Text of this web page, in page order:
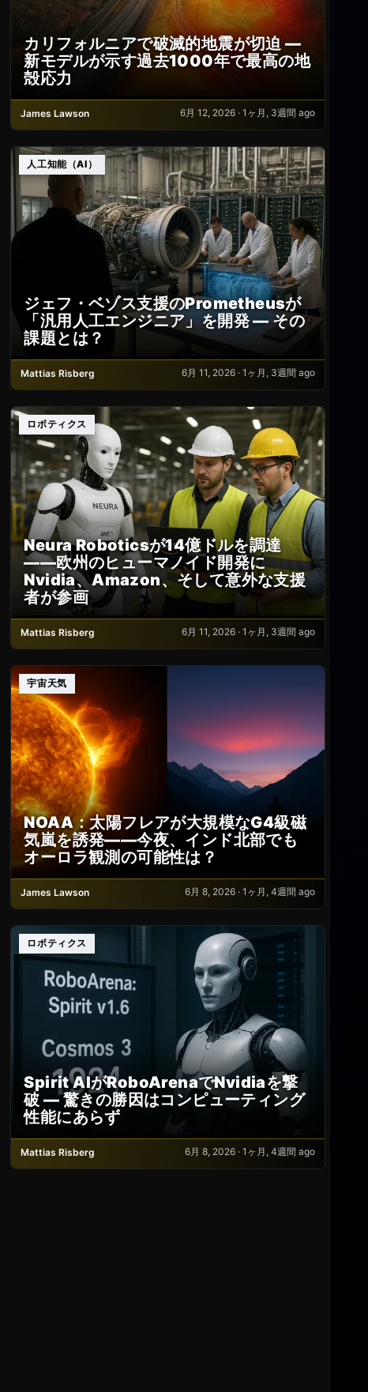
カリフォルニアで破滅的地震が切迫 —
新モデルが示す過去1000年で最高の地
殻応力
James Lawson 6月 12, 2026 · 1ヶ月, 3週間 ago
人工知能（AI）
ジェフ・ベゾス支援のPrometheusが
「汎用人工エンジニア」を開発 — その
課題とは？
Mattias Risberg 6月 11, 2026 · 1ヶ月, 3週間 ago
ロボティクス
Neura Roboticsが14億ドルを調達
――欧州のヒューマノイド開発に
Nvidia、Amazon、そして意外な支援
者が参画
Mattias Risberg 6月 11, 2026 · 1ヶ月, 3週間 ago
宇宙天気
NOAA：太陽フレアが大規模なG4級磁
気嵐を誘発――今夜、インド北部でも
オーロラ観測の可能性は？
James Lawson 6月 8, 2026 · 1ヶ月, 4週間 ago
ロボティクス
Spirit AIがRoboArenaでNvidiaを撃
破 — 驚きの勝因はコンピューティング
性能にあらず
Mattias Risberg 6月 8, 2026 · 1ヶ月, 4週間 ago